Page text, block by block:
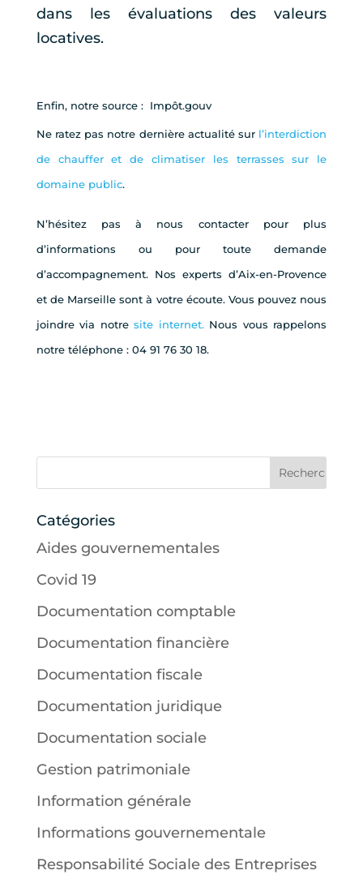
dans les évaluations des valeurs
locatives.
Enfin, notre source : Impôt.gouv
Ne ratez pas notre dernière actualité sur l’interdiction
de chauffer et de climatiser les terrasses sur le
domaine public.
N’hésitez pas à nous contacter pour plus
d’informations ou pour toute demande
d’accompagnement. Nos experts d’Aix-en-Provence
et de Marseille sont à votre écoute. Vous pouvez nous
joindre via notresite internet. Nous vous rappelons
notre téléphone : 04 91 76 30 18.
Catégories
Aides gouvernementales
Covid 19
Documentation comptable
Documentation financière
Documentation fiscale
Documentation juridique
Documentation sociale
Gestion patrimoniale
Information générale
Informations gouvernementale
Responsabilité Sociale des Entreprises